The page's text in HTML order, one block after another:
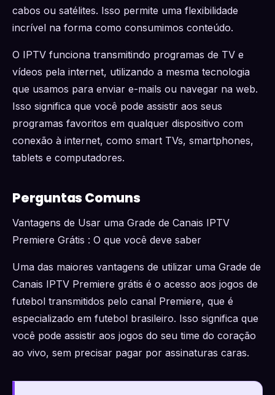
cabos ou satélites. Isso permite uma flexibilidade
incrível na forma como consumimos conteúdo.
O IPTV funciona transmitindo programas de TV e
vídeos pela internet, utilizando a mesma tecnologia
que usamos para enviar e-mails ou navegar na web.
Isso significa que você pode assistir aos seus
programas favoritos em qualquer dispositivo com
conexão à internet, como smart TVs, smartphones,
tablets e computadores.
Perguntas Comuns
Vantagens de Usar uma Grade de Canais IPTV
Premiere Grátis : O que você deve saber
Uma das maiores vantagens de utilizar uma Grade de
Canais IPTV Premiere grátis é o acesso aos jogos de
futebol transmitidos pelo canal Premiere, que é
especializado em futebol brasileiro. Isso significa que
você pode assistir aos jogos do seu time do coração
ao vivo, sem precisar pagar por assinaturas caras.